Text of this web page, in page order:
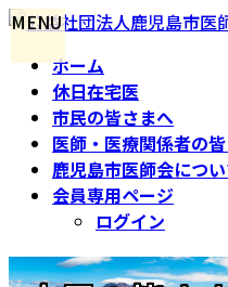
コ
プ
ナ
動
ホーム
休日在宅医
市民の皆さまへ
医師・医療関係者の
鹿児島市医師会につ
会員専用ページ
ログイン
MENU